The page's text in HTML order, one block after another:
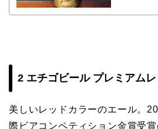
2 エチゴビール プレミアム
美しいレッドカラーのエール。
際ビアコンペティション金賞受賞